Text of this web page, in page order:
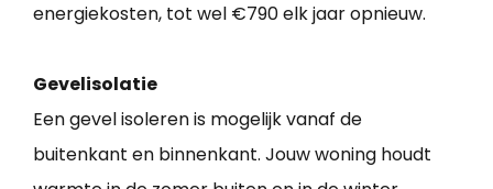
energiekosten, tot wel €790 elk jaar opnieuw.
Gevelisolatie
Een gevel isoleren is mogelijk vanaf de
buitenkant en binnenkant. Jouw woning houdt